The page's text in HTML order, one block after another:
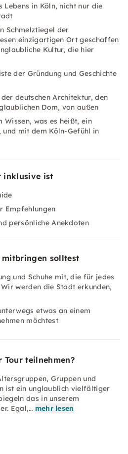
Lebens in Köln, nicht nur die
Schmelztiegel der
einzigartigen Ort geschaffen
Kultur, die hier
der Gründung und Geschichte
deutschen Architektur, den
Dom, von außen
Wissen, was es heißt, ein
und mit dem Köln-Gefühl in
inklusive ist
Empfehlungen
persönliche Anekdoten
mitbringen solltest
und Schuhe mit, die für jedes
werden die Stadt erkunden,
etwas an einem
möchtest
Tour teilnehmen?
Gruppen und
ist ein unglaublich vielfältiger
das in unserem
Egal,… mehr lesen